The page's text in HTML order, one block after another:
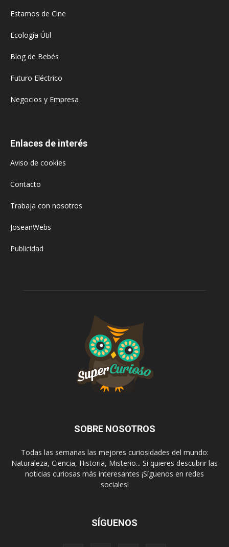
Estamos de Cine
Ecología Útil
Blog de Bebés
Futuro Eléctrico
Negocios y Empresa
Enlaces de interés
Aviso de cookies
Contacto
Trabaja con nosotros
JoseanWebs
Publicidad
SOBRE NOSOTROS
Todas las semanas las mejores curiosidades del mundo:
Naturaleza, Ciencia, Historia, Misterio... Si quieres descubrir las
noticias curiosas más interesantes ¡Síguenos en redes
sociales!
SÍGUENOS